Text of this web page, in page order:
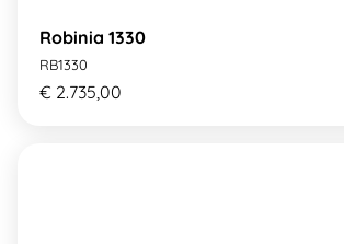
Robinia 1330
RB1330
€ 2.735,00